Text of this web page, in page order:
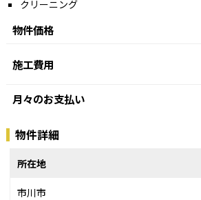
クリーニング
物件価格
施工費用
月々のお支払い
物件詳細
所在地
市川市